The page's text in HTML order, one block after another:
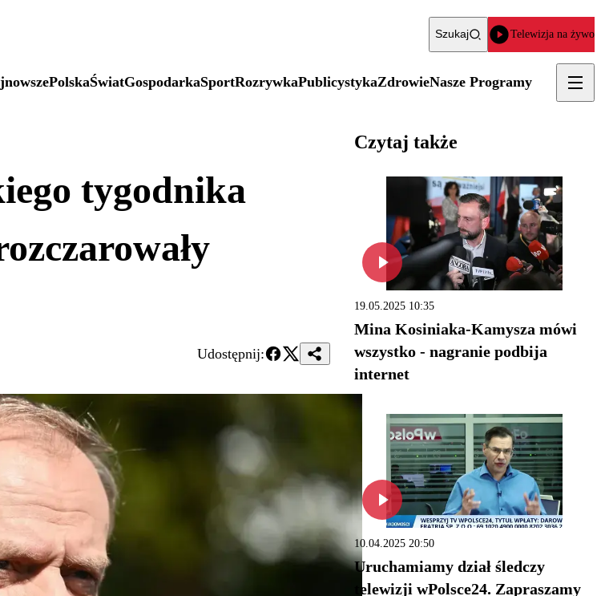
Szukaj Telewizja na żywo
PolskaŚwiatGospodarkaSportRozrywkaPublicystykaZdrowieNasze Programy
tygodnika
Udostępnij:
Czytaj także
19.05.2025 10:35
Mina Kosiniaka-Kamysza mówi
wszystko - nagranie podbija
internet
10.04.2025 20:50
Uruchamiamy dział śledczy
telewizji wPolsce24. Zapraszamy